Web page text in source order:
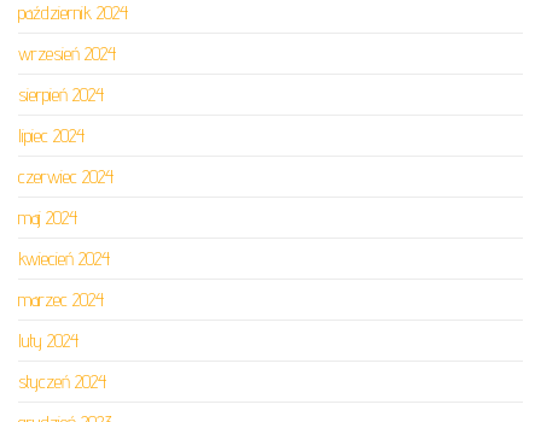
październik 2024
wrzesień 2024
sierpień 2024
lipiec 2024
czerwiec 2024
maj 2024
kwiecień 2024
marzec 2024
luty 2024
styczeń 2024